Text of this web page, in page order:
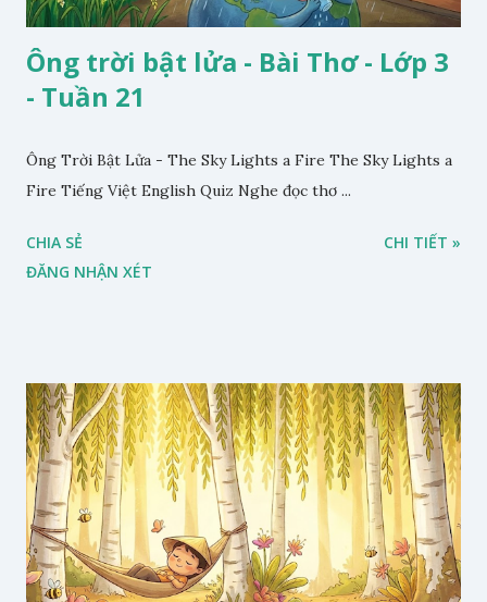
Ông trời bật lửa - Bài Thơ - Lớp 3
- Tuần 21
Ông Trời Bật Lửa - The Sky Lights a Fire The Sky Lights a
Fire Tiếng Việt English Quiz Nghe đọc thơ ...
CHIA SẺ
ĐĂNG NHẬN XÉT
CHI TIẾT »